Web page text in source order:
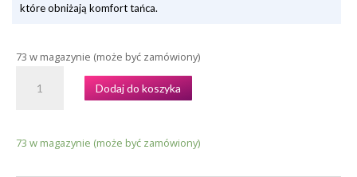
które obniżają komfort tańca.
73 w magazynie (może być zamówiony)
DREWNIANA
CZYSZCZENIA
Dodaj do koszyka
73 w magazynie (może być zamówiony)